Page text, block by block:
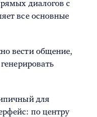
диалогов с
все основные
вести общение,
для
по центру